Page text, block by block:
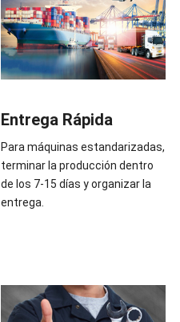
Entrega Rápida
Para máquinas estandarizadas,
terminar la producción dentro
de los 7-15 días y organizar la
entrega.